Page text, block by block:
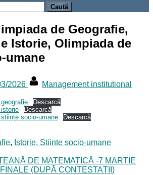
de Geografie,
Istorie, Olimpiada de
umane
2026
Management institutional
Descarcă
Descarcă
socio-umane
Descarcă
, Istorie, Stiinte socio-umane
DE MATEMATICĂ -7 MARTIE
(DUPĂ CONTESTAȚII)